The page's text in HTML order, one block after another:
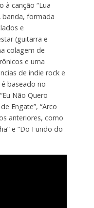
à canção “Lua
banda, formada
e
(guitarra e
colagem de
e uma
de indie rock e
baseado no
Não Quero
Engate”, “Arco
anteriores, como
e “Do Fundo do